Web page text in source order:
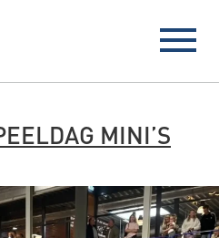
MINI’S